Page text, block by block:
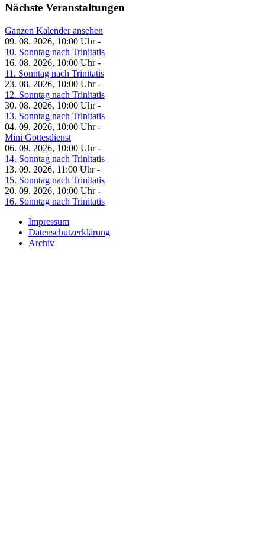
Nächste Veranstaltungen
Ganzen Kalender ansehen
09. 08. 2026, 10:00 Uhr -
10. Sonntag nach Trinitatis
16. 08. 2026, 10:00 Uhr -
11. Sonntag nach Trinitatis
23. 08. 2026, 10:00 Uhr -
12. Sonntag nach Trinitatis
30. 08. 2026, 10:00 Uhr -
13. Sonntag nach Trinitatis
04. 09. 2026, 10:00 Uhr -
Mini Gottesdienst
06. 09. 2026, 10:00 Uhr -
14. Sonntag nach Trinitatis
13. 09. 2026, 11:00 Uhr -
15. Sonntag nach Trinitatis
20. 09. 2026, 10:00 Uhr -
16. Sonntag nach Trinitatis
Impressum
Datenschutzerklärung
Archiv